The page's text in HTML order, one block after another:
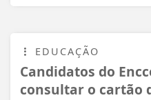
EDUCAÇÃO
Candidatos do
consultar o cartão